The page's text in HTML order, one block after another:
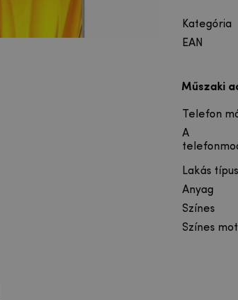
Kategória
EAN
Műszaki
Telefon
A
Lakás
Anyag
Színes
Színes